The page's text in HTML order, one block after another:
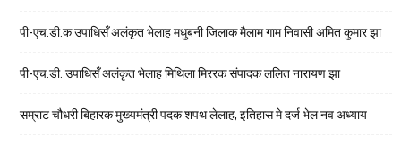
पी-एच.डी.क उपाधिसँ अलंकृत भेलाह मधुबनी जिलाक मैलाम गाम निवासी अमित कुमार झा
पी-एच.डी. उपाधिसँ अलंकृत भेलाह मिथिला मिररक संपादक ललित नारायण झा
सम्राट चौधरी बिहारक मुख्यमंत्री पदक शपथ लेलाह, इतिहास मे दर्ज भेल नव अध्याय